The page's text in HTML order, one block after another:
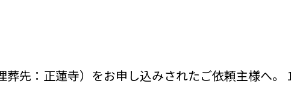
先：正蓮寺）をお申し込みされたご依頼主様へ。